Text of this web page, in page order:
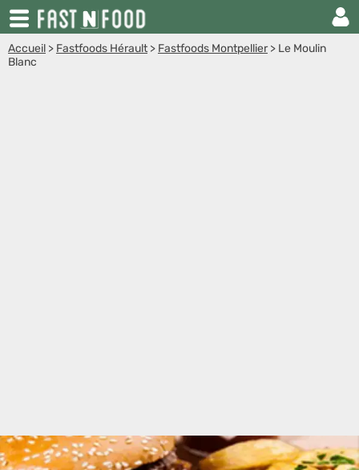
Accueil > Fastfoods Hérault> Fastfoods Montpellier > Le Moulin
Blanc